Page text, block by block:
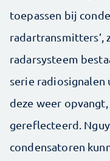
toepassen bij
radartransmitters’,
radarsysteem
serie radiosignalen
deze weer
gereflecteerd.
condensatoren